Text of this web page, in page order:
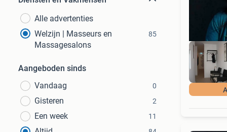
Alle advertenties
Welzijn | Masseurs en
Massagesalons
85
Aangeboden sinds
Vandaag
0
Gisteren 2
Een week 11